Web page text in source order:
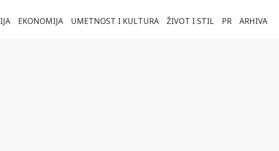
EKONOMIJA UMETNOST I KULTURA ŽIVOT I STIL PR ARHIVA